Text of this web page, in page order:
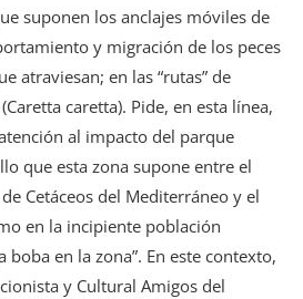
suponen los anclajes móviles de
y migración de los peces
atraviesan; en las “rutas” de
caretta). Pide, en esta línea,
al impacto del parque
que esta zona supone entre el
Cetáceos del Mediterráneo y el
en la incipiente población
en la zona”. En este contexto,
y Cultural Amigos del